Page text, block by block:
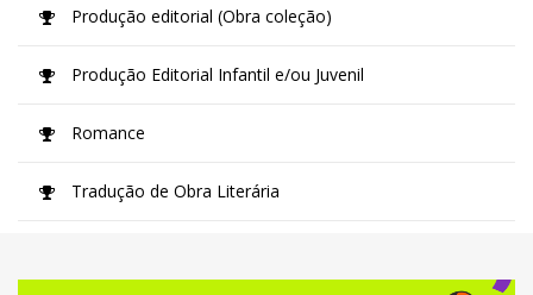
Produção editorial (Obra coleção)
Produção Editorial Infantil e/ou Juvenil
Romance
Tradução de Obra Literária